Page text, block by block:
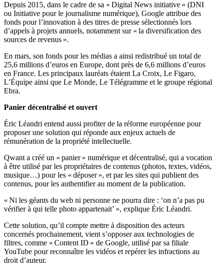
Depuis 2015, dans le cadre de sa « Digital News initiative » (DNI
ou Initiative pour le journalisme numérique), Google attribue des
fonds pour l’innovation à des titres de presse sélectionnés lors
d’appels à projets annuels, notamment sur « la diversification des
sources de revenus ».
En mars, son fonds pour les médias a ainsi redistribué un total de
25,6 millions d’euros en Europe, dont près de 6,6 millions d’euros
en France. Les principaux lauréats étaient La Croix, Le Figaro,
L’Équipe ainsi que Le Monde, Le Télégramme et le groupe régional
Ebra.
Panier décentralisé et ouvert
Éric Léandri entend aussi profiter de la réforme européenne pour
proposer une solution qui réponde aux enjeux actuels de
rémunération de la propriété intellectuelle.
Qwant a créé un « panier » numérique et décentralisé, qui a vocation
à être utilisé par les propriétaires de contenus (photos, textes, vidéos,
musique…) pour les « déposer », et par les sites qui publient des
contenus, pour les authentifier au moment de la publication.
« Ni les géants du web ni personne ne pourra dire : ‘on n’a pas pu
vérifier à qui telle photo appartenait’ », explique Éric Léandri.
Cette solution, qu’il compte mettre à disposition des acteurs
concernés prochainement, vient s’opposer aux technologies de
filtres, comme « Content ID » de Google, utilisé par sa filiale
YouTube pour reconnaître les vidéos et repérer les infractions au
droit d’auteur.